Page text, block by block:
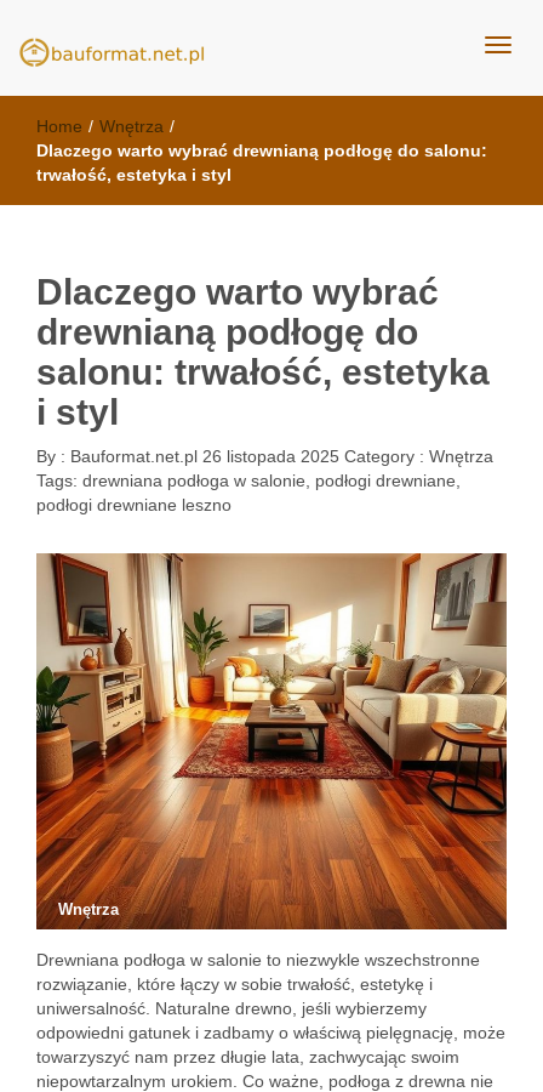
meble kuchenne Bauformat
Home / Wnętrza /
Dlaczego warto wybrać drewnianą podłogę do salonu:
trwałość, estetyka i styl
Dlaczego warto wybrać
drewnianą podłogę do
salonu: trwałość, estetyka
i styl
By : Bauformat.net.pl 26 listopada 2025 Category : Wnętrza
Tags: drewniana podłoga w salonie podłogi drewniane
podłogi drewniane leszno
Wnętrza
Drewniana podłoga w salonie to niezwykle wszechstronne
rozwiązanie, które łączy w sobie trwałość, estetykę i
uniwersalność. Naturalne drewno, jeśli wybierzemy
odpowiedni gatunek i zadbamy o właściwą pielęgnację, może
towarzyszyć nam przez długie lata, zachwycając swoim
niepowtarzalnym urokiem. Co ważne, podłoga z drewna nie